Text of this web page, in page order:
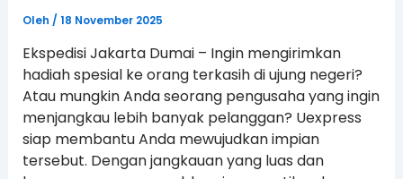
Oleh / 18 November 2025
Ekspedisi Jakarta Dumai – Ingin mengirimkan
hadiah spesial ke orang terkasih di ujung negeri?
Atau mungkin Anda seorang pengusaha yang ingin
menjangkau lebih banyak pelanggan? Uexpress
siap membantu Anda mewujudkan impian
tersebut. Dengan jangkauan yang luas dan